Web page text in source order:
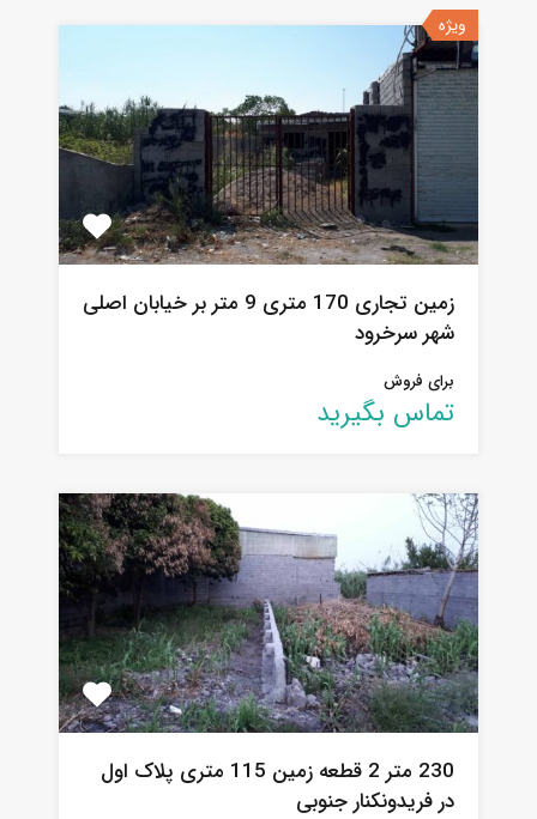
ویژه
زمین تجاری 170 متری 9 متر بر خیابان اصلی
شهر سرخرود
برای فروش
تماس بگیرید
230 متر 2 قطعه زمین 115 متری پلاک اول
در فریدونکنار جنوبی